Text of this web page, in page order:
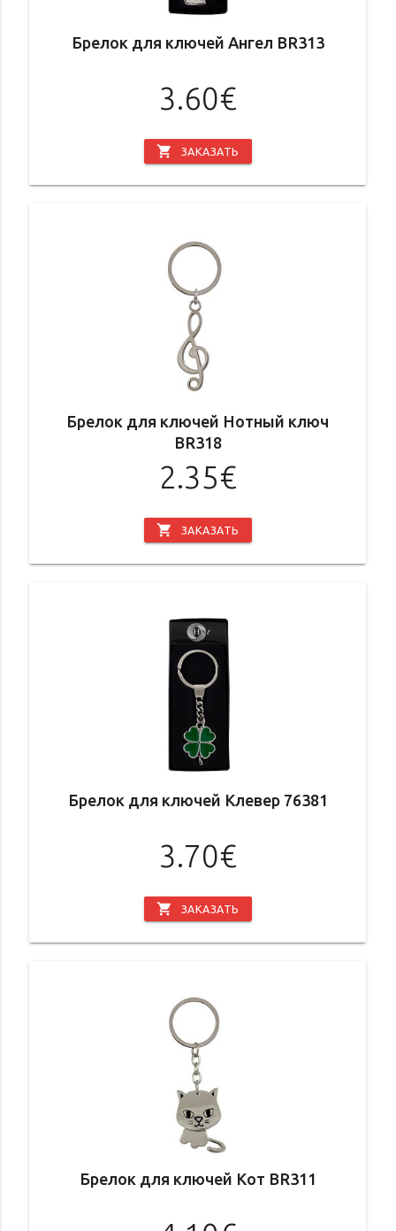
Брелок для ключей Ангел BR313
3.60€
shopping_cart ЗАКАЗАТЬ
Брелок для ключей Нотный ключ
BR318
2.35€
shopping_cart ЗАКАЗАТЬ
Брелок для ключей Клевер 76381
3.70€
shopping_cart ЗАКАЗАТЬ
Брелок для ключей Кот BR311